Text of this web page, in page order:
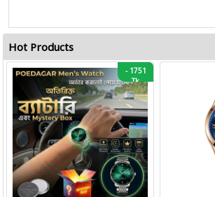
Hot Products
-1751
Tk